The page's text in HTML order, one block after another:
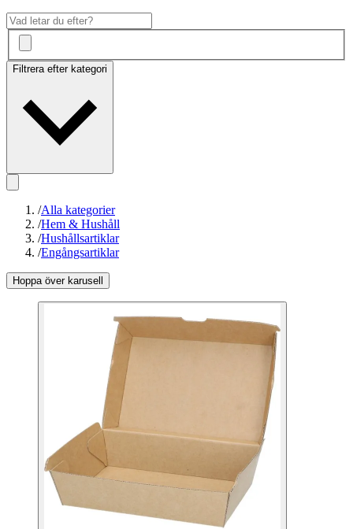
Filtrera efter kategori
/Alla kategorier
/Hem & Hushåll
/Hushållsartiklar
/Engångsartiklar
Hoppa över karusell